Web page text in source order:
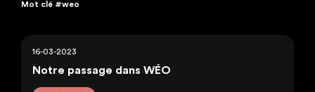
Mot clé #weo
16-03-2023
Notre passage dans WÉO